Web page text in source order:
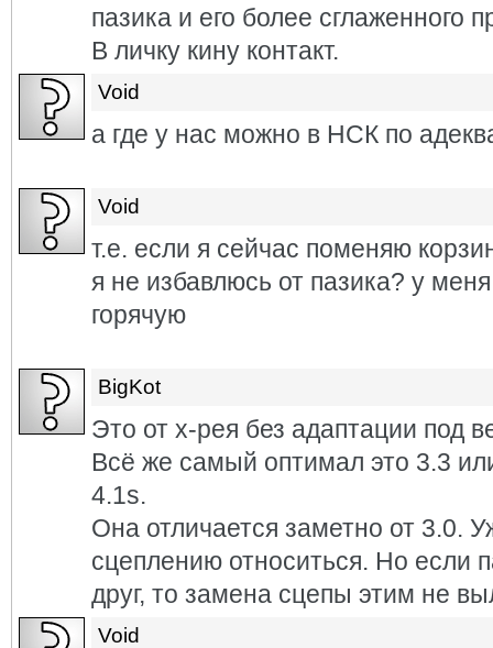
пазика и его более сглаженного
В личку кину контакт.
Void
а где у нас можно в НСК по
Void
т.е. если я сейчас поменяю
я не избавлюсь от пазика? у
горячую
BigKot
Это от х-рея без адаптации под
Всё же самый оптимал это 3.3
4.1s.
Она отличается заметно от 3.0.
сцеплению относиться. Но если
друг, то замена сцепы этим не
Void